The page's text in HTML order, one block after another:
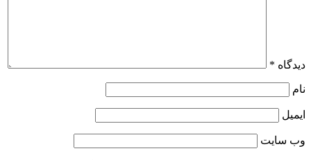
دیدگاه *
نام
ایمیل
وب‌ سایت